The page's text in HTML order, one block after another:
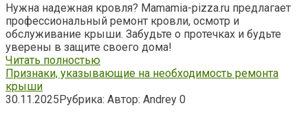
Нужна надежная кровля? Mamamia-pizza.ru предлагает
профессиональный ремонт кровли, осмотр и
обслуживание крыши. Забудьте о протечках и будьте
уверены в защите своего дома!
Читать полностью
Признаки, указывающие на необходимость ремонта
крыши
30.11.2025Рубрика: Автор: Andrey 0